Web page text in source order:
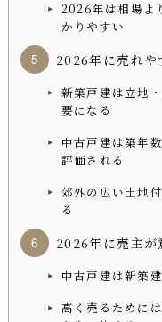
2026年は相場よ
かりやすい
2026年に売れや
新築戸建は立地
要になる
中古戸建は築年
評価される
郊外の広い土地
る
2026年に売主が
中古戸建は新築
高く売るために